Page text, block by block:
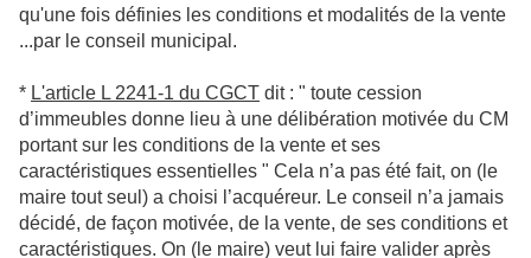
qu'une fois définies les conditions et modalités de la vente
...par le conseil municipal.
* L'article L 2241-1 du CGCT dit : " toute cession
d’immeubles donne lieu à une délibération motivée du CM
portant sur les conditions de la vente et ses
caractéristiques essentielles " Cela n’a pas été fait, on (le
maire tout seul) a choisi l’acquéreur. Le conseil n’a jamais
décidé, de façon motivée, de la vente, de ses conditions et
caractéristiques. On (le maire) veut lui faire valider après